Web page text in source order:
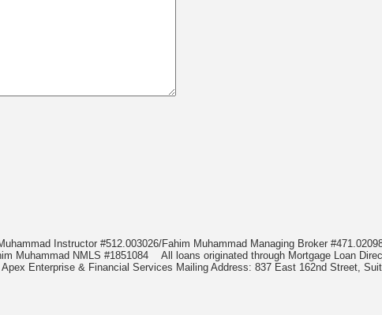
Instructor #512.003026/Fahim Muhammad Managing Broker
Muhammad NMLS #1851084 All loans originated through Mortgage Loan
Enterprise & Financial Services Mailing Address: 837 East 162nd Street,